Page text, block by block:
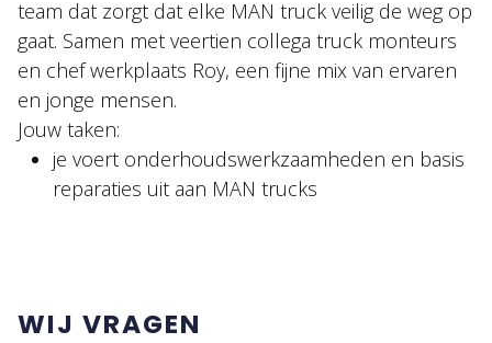
team dat zorgt dat elke MAN truck veilig de weg op
gaat. Samen met veertien collega truck monteurs
en chef werkplaats Roy, een fijne mix van ervaren
en jonge mensen.
Jouw taken:
je voert onderhoudswerkzaamheden en basis
reparaties uit aan MAN trucks
WIJ VRAGEN